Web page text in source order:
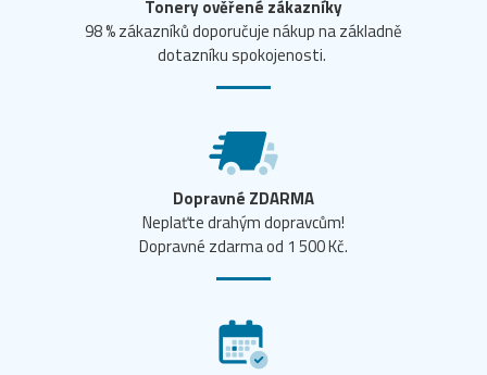
Tonery ověřené zákazníky
98 % zákazníků doporučuje nákup na základně
dotazníku spokojenosti.
Dopravné ZDARMA
Neplaťte drahým dopravcům!
Dopravné zdarma od 1 500 Kč.